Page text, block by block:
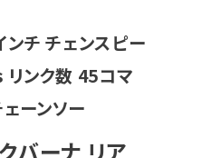
チ チェンスピー
ンク数 45コマ
ーンソー
バーナ リア